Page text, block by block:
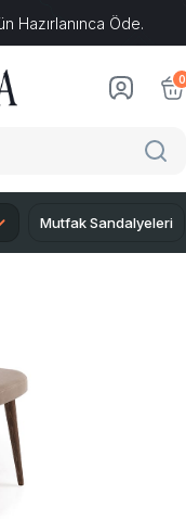
Hazırlanınca Öde.
0
Mutfak Sandalyeleri